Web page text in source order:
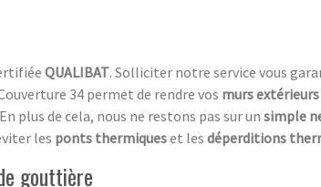
QUALIBAT. Solliciter notre service vous
34 permet de rendre vos murs extérieurs
plus de cela, nous ne restons pas sur unsimple
les ponts thermiqueset les déperditions
gouttière